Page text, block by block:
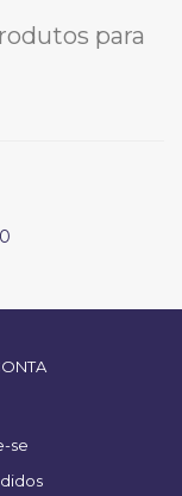
para
0
se